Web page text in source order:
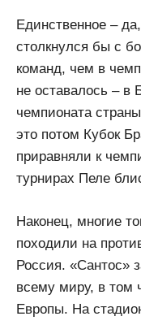
Единственное –
столкнулся бы с
команд, чем в
не оставалось – в
чемпионата
это потом Кубок
приравняли к
турнирах Пеле
Наконец, многие
походили на
Россия. «Сантос»
всему миру, в том
Европы. На